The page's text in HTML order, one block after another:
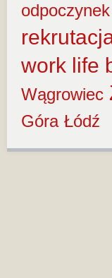
work life
Wągrowiec
Góra Łódź